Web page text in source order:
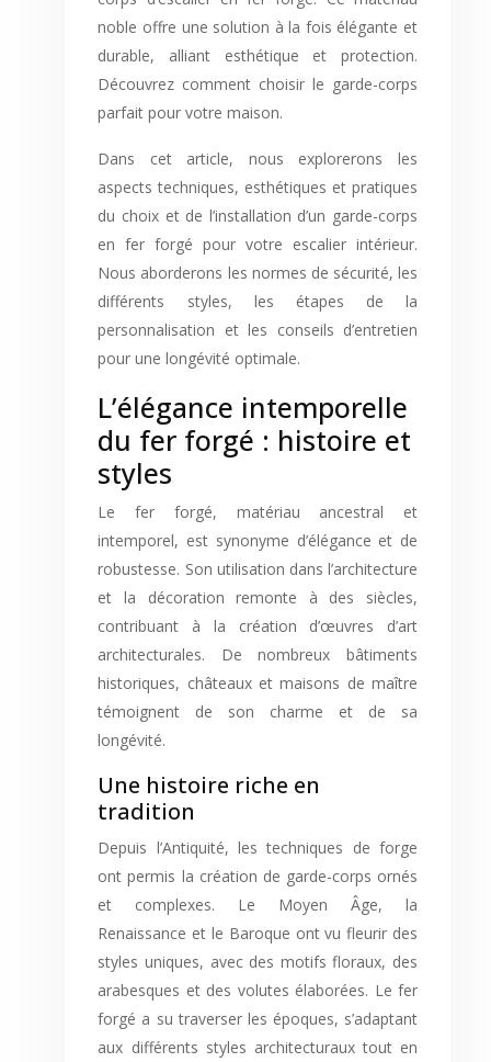
noble offre une solution à la fois élégante et
durable, alliant esthétique et protection.
Découvrez comment choisir le garde-corps
parfait pour votre maison.
Dans cet article, nous explorerons les
aspects techniques, esthétiques et pratiques
du choix et de l’installation d’un garde-corps
en fer forgé pour votre escalier intérieur.
Nous aborderons les normes de sécurité, les
différents styles, les étapes de la
personnalisation et les conseils d’entretien
pour une longévité optimale.
L’élégance intemporelle
du fer forgé : histoire et
styles
Le fer forgé, matériau ancestral et
intemporel, est synonyme d’élégance et de
robustesse. Son utilisation dans l’architecture
et la décoration remonte à des siècles,
contribuant à la création d’œuvres d’art
architecturales. De nombreux bâtiments
historiques, châteaux et maisons de maître
témoignent de son charme et de sa
longévité.
Une histoire riche en
tradition
Depuis l’Antiquité, les techniques de forge
ont permis la création de garde-corps ornés
et complexes. Le Moyen Âge, la
Renaissance et le Baroque ont vu fleurir des
styles uniques, avec des motifs floraux, des
arabesques et des volutes élaborées. Le fer
forgé a su traverser les époques, s’adaptant
aux différents styles architecturaux tout en